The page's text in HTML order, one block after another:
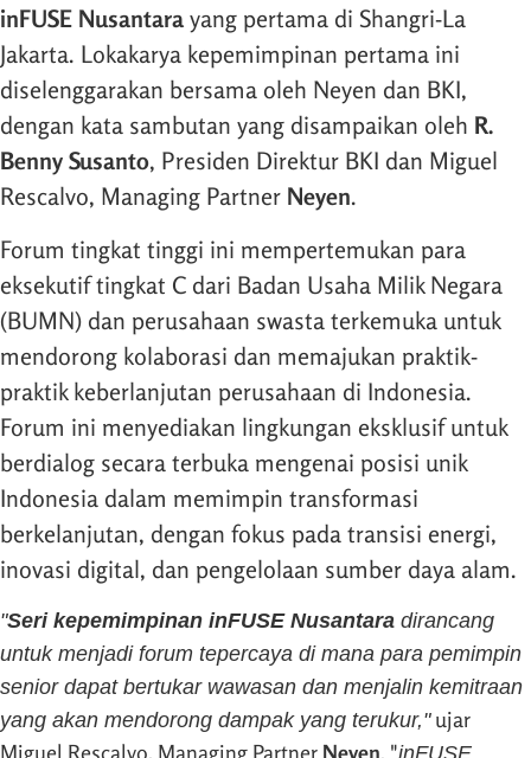
inFUSE Nusantara yang pertama di Shangri-La
Jakarta. Lokakarya kepemimpinan pertama ini
diselenggarakan bersama oleh Neyen dan BKI,
dengan kata sambutan yang disampaikan oleh R.
Benny Susanto, Presiden Direktur BKI dan Miguel
Rescalvo, Managing Partner Neyen.
Forum tingkat tinggi ini mempertemukan para
eksekutif tingkat C dari Badan Usaha Milik Negara
(BUMN) dan perusahaan swasta terkemuka untuk
mendorong kolaborasi dan memajukan praktik-
praktik keberlanjutan perusahaan di Indonesia.
Forum ini menyediakan lingkungan eksklusif untuk
berdialog secara terbuka mengenai posisi unik
Indonesia dalam memimpin transformasi
berkelanjutan, dengan fokus pada transisi energi,
inovasi digital, dan pengelolaan sumber daya alam.
"Seri kepemimpinan inFUSE Nusantara dirancang
untuk menjadi forum tepercaya di mana para pemimpin
senior dapat bertukar wawasan dan menjalin kemitraan
yang akan mendorong dampak yang terukur,"ujar
Miguel Rescalvo, Managing Partner Neyen. "inFUSE